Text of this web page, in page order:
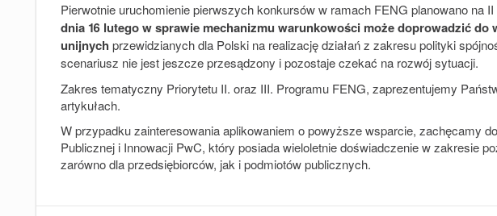
Pierwotnie uruchomienie pierwszych konkursów w ramach FENG planowano na II
dnia 16 lutego w sprawie mechanizmu warunkowości może doprowadzić do
unijnych przewidzianych dla Polski na realizację działań z zakresu polityki
scenariusz nie jest jeszcze przesądzony i pozostaje czekać na rozwój sytuacji.
Zakres tematyczny Priorytetu II. oraz III. Programu FENG, zaprezentujemy
artykułach.
W przypadku zainteresowania aplikowaniem o powyższe wsparcie, zachęcamy
Publicznej i Innowacji PwC, który posiada wieloletnie doświadczenie w zakresie
zarówno dla przedsiębiorców, jak i podmiotów publicznych.